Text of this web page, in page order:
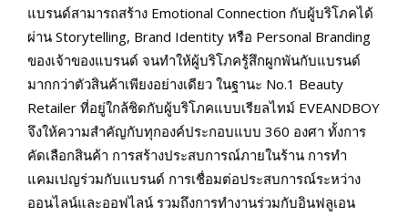
แบรนด์สามารถสร้าง Emotional Connection กับผู้บริโภคได้
ผ่าน Storytelling, Brand Identity หรือ Personal Branding
ของเจ้าของแบรนด์ จนทำให้ผู้บริโภครู้สึกผูกพันกับแบรนด์
มากกว่าตัวสินค้าเพียงอย่างเดียว ในฐานะ No.1 Beauty
Retailer ที่อยู่ใกล้ชิดกับผู้บริโภคแบบเรียลไทม์ EVEANDBOY
จึงให้ความสำคัญกับทุกองค์ประกอบแบบ 360 องศา ทั้งการ
คัดเลือกสินค้า การสร้างประสบการณ์ภายในร้าน การทำ
แคมเปญร่วมกับแบรนด์ การเชื่อมต่อประสบการณ์ระหว่าง
ออนไลน์และออฟไลน์ รวมถึงการทำงานร่วมกับอินฟลูเอน